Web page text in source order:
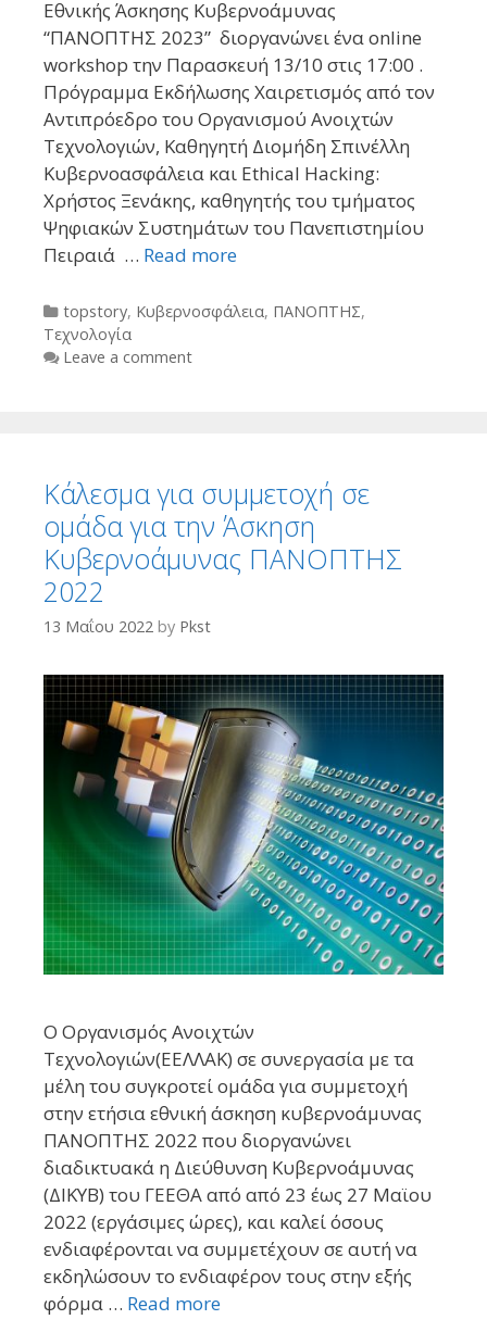
Εθνικής Άσκησης Κυβερνοάμυνας
“ΠΑΝΟΠΤΗΣ 2023” διοργανώνει ένα online
workshop την Παρασκευή 13/10 στις 17:00 .
Πρόγραμμα Εκδήλωσης Χαιρετισμός από τον
Αντιπρόεδρο του Οργανισμού Ανοιχτών
Τεχνολογιών, Καθηγητή Διομήδη Σπινέλλη
Κυβερνοασφάλεια και Ethical Hacking:
Χρήστος Ξενάκης, καθηγητής του τμήματος
Ψηφιακών Συστημάτων του Πανεπιστημίου
Πειραιά … Read more
Categories
topstory, Κυβερνοσφάλεια, ΠΑΝΟΠΤΗΣ,
Τεχνολογία
Leave a comment
Κάλεσμα για συμμετοχή σε
ομάδα για την Άσκηση
Κυβερνοάμυνας ΠΑΝΟΠΤΗΣ
2022
13 Μαΐου 2022 by Pkst
Ο Οργανισμός Ανοιχτών
Τεχνολογιών(ΕΕΛΛΑΚ) σε συνεργασία με τα
μέλη του συγκροτεί ομάδα για συμμετοχή
στην ετήσια εθνική άσκηση κυβερνοάμυνας
ΠΑΝΟΠΤΗΣ 2022 που διοργανώνει
διαδικτυακά η Διεύθυνση Κυβερνοάμυνας
(ΔΙΚΥΒ) του ΓΕΕΘΑ από από 23 έως 27 Μαϊου
2022 (εργάσιμες ώρες), και καλεί όσους
ενδιαφέρονται να συμμετέχουν σε αυτή να
εκδηλώσουν το ενδιαφέρον τους στην εξής
φόρμα … Read more